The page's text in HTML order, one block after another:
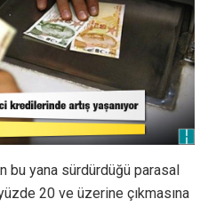
bu yana sürdürdüğü parasal
20 ve üzerine çıkmasına